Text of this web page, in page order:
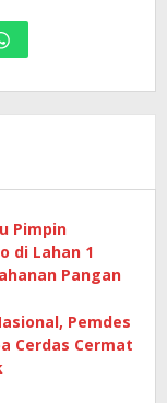
Pimpin
di Lahan 1
Pangan
Pemdes
Cerdas Cermat